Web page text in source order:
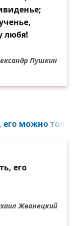
любя!
Пушкин
можно
его
Жванецкий